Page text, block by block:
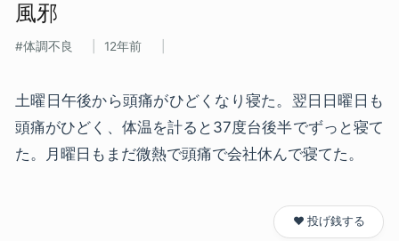
風邪
体調不良 12年前
土曜日午後から頭痛がひどくなり寝た。翌日日曜日も
頭痛がひどく、体温を計ると37度台後半でずっと寝て
た。月曜日もまだ微熱で頭痛で会社休んで寝てた。
❤️ 投げ銭する